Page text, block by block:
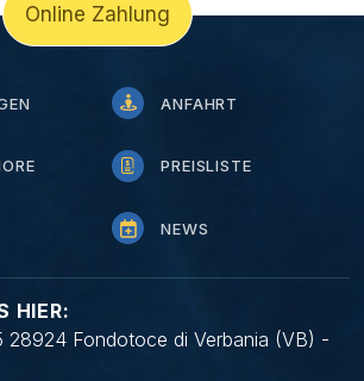
ANFAHRT
PREISLISTE
NEWS
HIER:
28924 Fondotoce di Verbania (VB) -
Online Zahlung